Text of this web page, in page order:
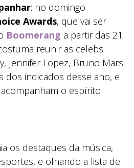
: no domingo
Awards, que vai ser
Boomerang a partir das 21
reunir as celebs
Jennifer Lopez, Bruno Mars
dos indicados desse ano, e
o espírito
os destaques da música,
e olhando a lista de